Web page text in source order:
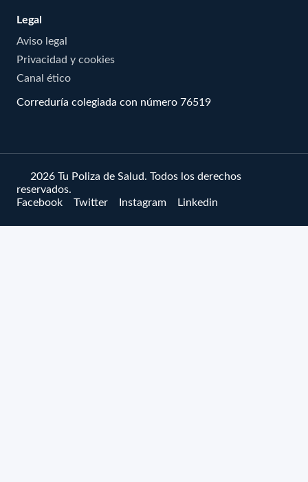
Legal
Aviso legal
Privacidad y cookies
Canal ético
Correduría colegiada con número 76519
© 2026 Tu Poliza de Salud. Todos los derechos
reservados.
Facebook
Twitter Instagram Linkedin